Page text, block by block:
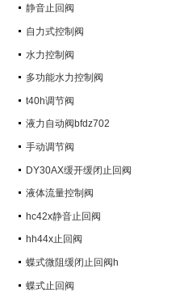
静音止回阀
自力式控制阀
水力控制阀
多功能水力控制阀
t40h调节阀
液力自动阀bfdz702
手动调节阀
DY30AX缓开缓闭止回阀
液体流量控制阀
hc42x静音止回阀
hh44x止回阀
蝶式微阻缓闭止回阀h
蝶式止回阀